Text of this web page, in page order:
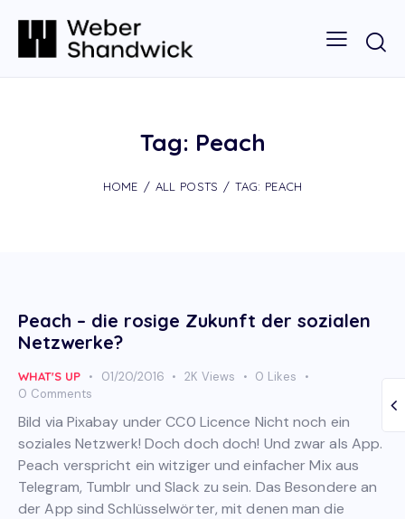
Tag: Peach
HOME ALL POSTS TAG: PEACH
Peach – die rosige Zukunft der sozialen
Netzwerke?
WHAT'S UP 01/20/2016 2K Views 0 Likes
0 Comments
Bild via Pixabay under CC0 Licence Nicht noch ein
soziales Netzwerk! Doch doch doch! Und zwar als App.
Peach verspricht ein witziger und einfacher Mix aus
Telegram, Tumblr und Slack zu sein. Das Besondere an
der App sind Schlüsselwörter, mit denen man die